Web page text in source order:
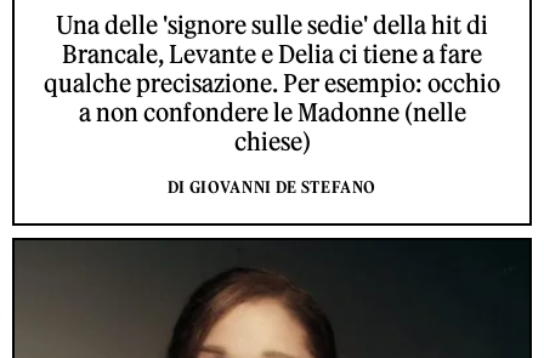
Una delle 'signore sulle sedie' della hit di
Brancale, Levante e Delia ci tiene a fare
qualche precisazione. Per esempio: occhio
a non confondere le Madonne (nelle
chiese)
DI GIOVANNI DE STEFANO